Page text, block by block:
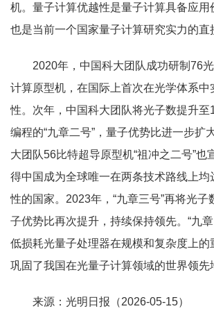
机。量子计算优越性是量子计算具备应用
也是当前一个国家量子计算研究实力的直
2020年，中国科大团队成功研制76光
计算原型机，在国际上首次在光学体系中
性。次年，中国科大团队将光子数提升至
编程的“九章二号”，量子优势比进一步扩
大团队56比特超导原型机“祖冲之二号”也
得中国成为全球唯一在两条技术路线上均
性的国家。2023年，“九章三号”再将光子
子优势比再次提升，持续保持领先。“九
低损耗光量子处理器在规模和复杂度上的
巩固了我国在光量子计算领域的世界领先
来源：光明日报（2026-05-15）